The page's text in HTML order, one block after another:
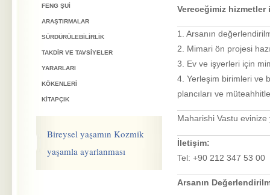
FENG ŞUI
ARAŞTIRMALAR
SÜRDÜRÜLEBILIRLIK
TAKDIR VE TAVSIYELER
YARARLARI
KÖKENLERI
KITAPÇIK
Bireysel yaşamın Kozmik
yaşamla ayarlanması
Vereceğimiz hizmetler
1. Arsanın
2. Mimari ön projesi
3. Ev ve işyerleri için
4. Yerleşim birimleri ve
plancıları ve
Maharishi Vastu
İletişim:
Tel: +90 212 347 53
Arsanın